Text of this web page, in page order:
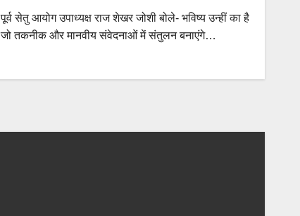
पूर्व सेतु आयोग उपाध्यक्ष राज शेखर जोशी बोले- भविष्य उन्हीं का है
जो तकनीक और मानवीय संवेदनाओं में संतुलन बनाएंगे…